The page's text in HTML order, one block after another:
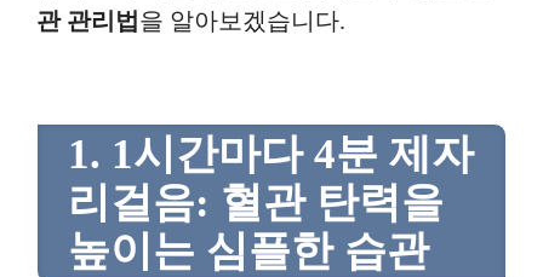
관 관리법 을 알아보겠습니다.
1. 1시간마다 4분 제자
리걸음: 혈관 탄력을
높이는 심플한 습관